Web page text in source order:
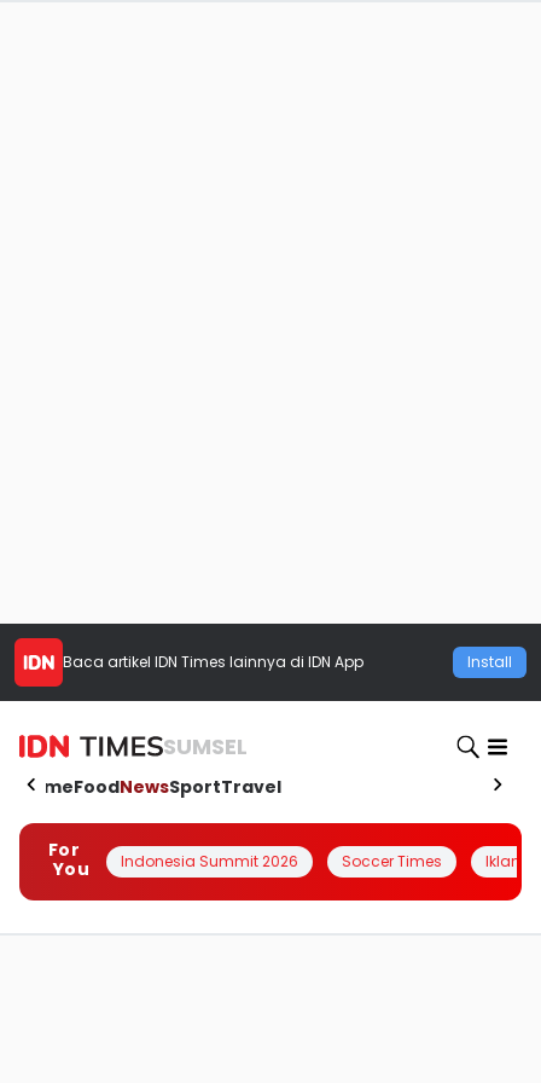
Baca artikel IDN Times lainnya di IDN App Install
SUMSEL
HomeFoodNewsSportTravel
For
You
Indonesia Summit 2026 Soccer Times Iklanin